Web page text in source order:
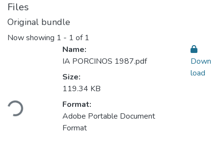
Files
Original bundle
Now showing 1 - 1 of 1
Name:
IA PORCINOS 1987.pdf
Size:
119.34 KB
Format:
Adobe Portable Document
Format
Down
load